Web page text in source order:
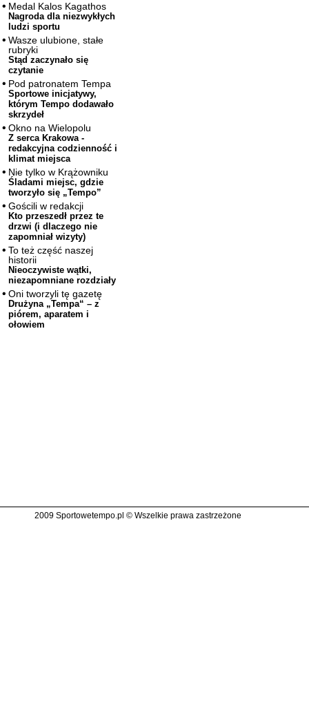
Medal Kalos Kagathos
Nagroda dla niezwykłych
ludzi sportu
Wasze ulubione, stałe
rubryki
Stąd zaczynało się
czytanie
Pod patronatem Tempa
Sportowe inicjatywy,
którym Tempo dodawało
skrzydeł
Okno na Wielopolu
Z serca Krakowa -
redakcyjna codzienność i
klimat miejsca
Nie tylko w Krążowniku
Śladami miejsc, gdzie
tworzyło się „Tempo”
Gościli w redakcji
Kto przeszedł przez te
drzwi (i dlaczego nie
zapomniał wizyty)
To też część naszej
historii
Nieoczywiste wątki,
niezapomniane rozdziały
Oni tworzyli tę gazetę
Drużyna „Tempa“ – z
piórem, aparatem i
ołowiem
2009 Sportowetempo.pl © Wszelkie prawa zastrzeżone